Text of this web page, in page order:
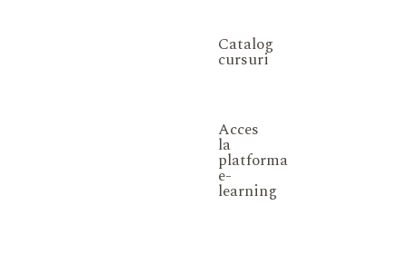
Catalog
cursuri
Acces
la
platforma
e-
learning